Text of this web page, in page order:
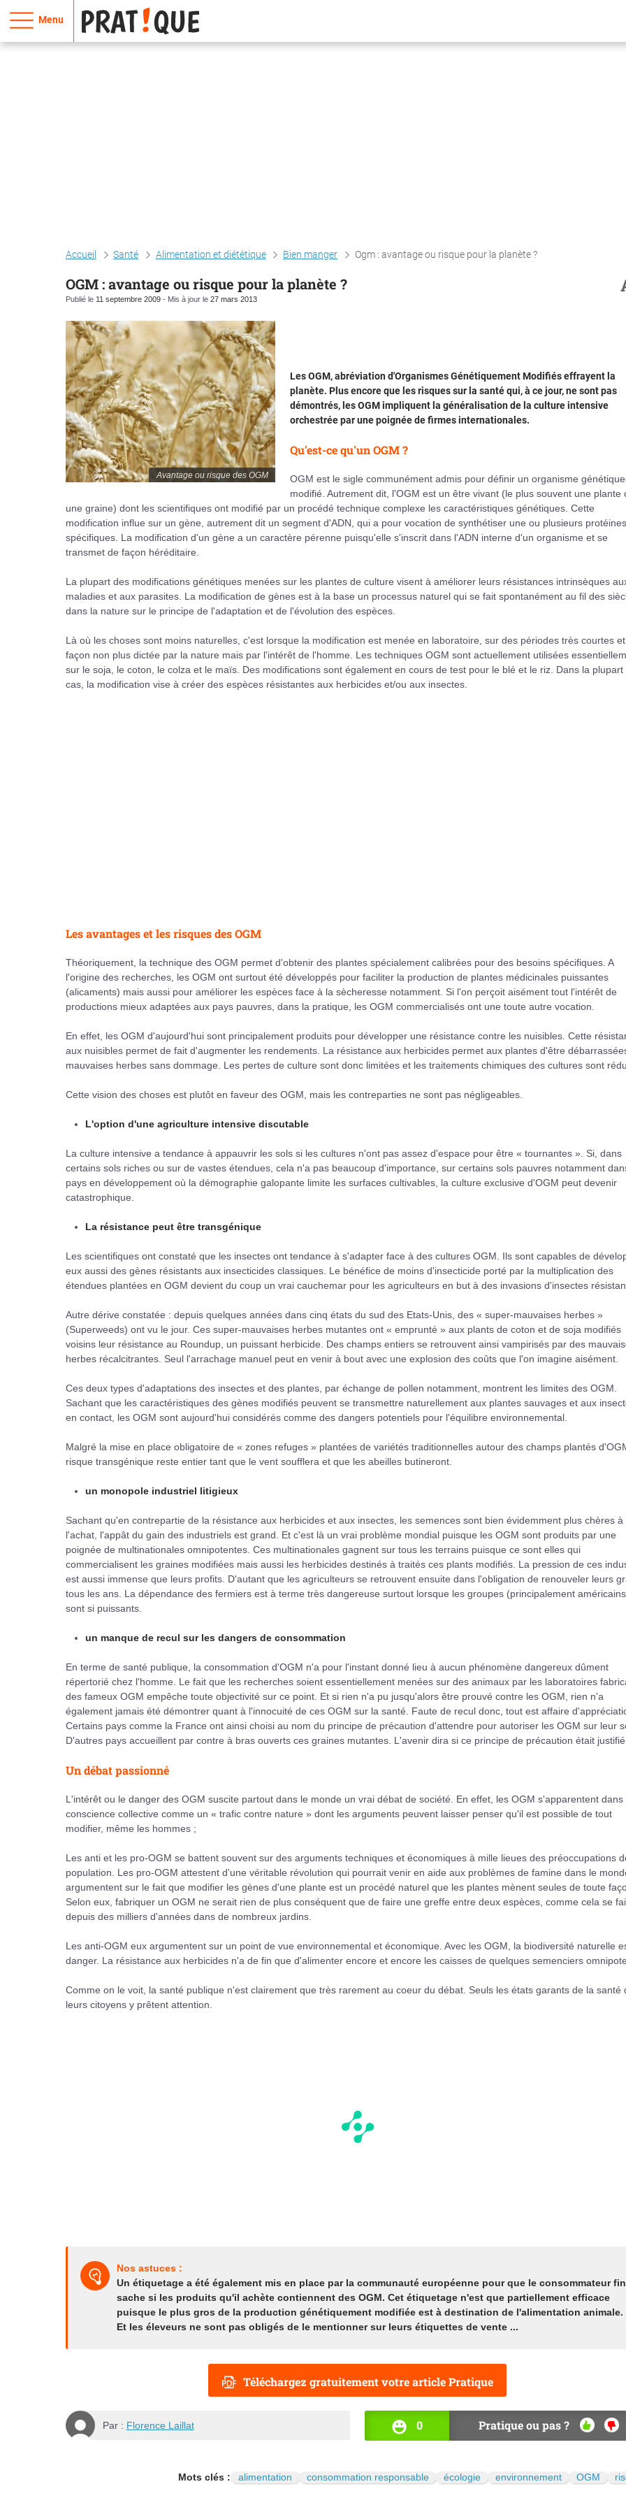
Menu
Accueil Santé Alimentation et diététique Bien manger Ogm : avantage ou risque pour la planète ?
OGM : avantage ou risque pour la planète ?
Publié le 11 septembre 2009 - Mis à jour le 27 mars 2013
Avantage ou risque des OGM
Les OGM, abréviation d'Organismes Génétiquement Modifiés effrayent la
planète. Plus encore que les risques sur la santé qui, à ce jour, ne sont pas
démontrés, les OGM impliquent la généralisation de la culture intensive
orchestrée par une poignée de firmes internationales.
Qu'est-ce qu'un OGM ?
OGM est le sigle communément admis pour définir un organisme
modifié. Autrement dit, l'OGM est un être vivant (le plus souvent une plante
une graine) dont les scientifiques ont modifié par un procédé technique complexe les caractéristiques génétiques. Cette
modification influe sur un gène, autrement dit un segment d'ADN, qui a pour vocation de synthétiser une ou plusieurs protéines
spécifiques. La modification d'un gène a un caractère pérenne puisqu'elle s'inscrit dans l'ADN interne d'un organisme et se
transmet de façon héréditaire.
La plupart des modifications génétiques menées sur les plantes de culture visent à améliorer leurs résistances intrinsèques
maladies et aux parasites. La modification de gènes est à la base un processus naturel qui se fait spontanément au fil des
dans la nature sur le principe de l'adaptation et de l'évolution des espèces.
Là où les choses sont moins naturelles, c'est lorsque la modification est menée en laboratoire, sur des périodes très courtes
façon non plus dictée par la nature mais par l'intérêt de l'homme. Les techniques OGM sont actuellement utilisées
sur le soja, le coton, le colza et le maïs. Des modifications sont également en cours de test pour le blé et le riz. Dans la plupart
cas, la modification vise à créer des espèces résistantes aux herbicides et/ou aux insectes.
Les avantages et les risques des OGM
Théoriquement, la technique des OGM permet d'obtenir des plantes spécialement calibrées pour des besoins spécifiques. A
l'origine des recherches, les OGM ont surtout été développés pour faciliter la production de plantes médicinales puissantes
(alicaments) mais aussi pour améliorer les espèces face à la sècheresse notamment. Si l'on perçoit aisément tout l'intérêt de
productions mieux adaptées aux pays pauvres, dans la pratique, les OGM commercialisés ont une toute autre vocation.
En effet, les OGM d'aujourd'hui sont principalement produits pour développer une résistance contre les nuisibles. Cette
aux nuisibles permet de fait d'augmenter les rendements. La résistance aux herbicides permet aux plantes d'être
mauvaises herbes sans dommage. Les pertes de culture sont donc limitées et les traitements chimiques des cultures sont
Cette vision des choses est plutôt en faveur des OGM, mais les contreparties ne sont pas négligeables.
L'option d'une agriculture intensive discutable
La culture intensive a tendance à appauvrir les sols si les cultures n'ont pas assez d'espace pour être « tournantes ». Si, dans
certains sols riches ou sur de vastes étendues, cela n'a pas beaucoup d'importance, sur certains sols pauvres notamment
pays en développement où la démographie galopante limite les surfaces cultivables, la culture exclusive d'OGM peut devenir
catastrophique.
La résistance peut être transgénique
Les scientifiques ont constaté que les insectes ont tendance à s'adapter face à des cultures OGM. Ils sont capables de
eux aussi des gènes résistants aux insecticides classiques. Le bénéfice de moins d'insecticide porté par la multiplication des
étendues plantées en OGM devient du coup un vrai cauchemar pour les agriculteurs en but à des invasions d'insectes
Autre dérive constatée : depuis quelques années dans cinq états du sud des Etats-Unis, des « super-mauvaises herbes »
(Superweeds) ont vu le jour. Ces super-mauvaises herbes mutantes ont « emprunté » aux plants de coton et de soja modifiés
voisins leur résistance au Roundup, un puissant herbicide. Des champs entiers se retrouvent ainsi vampirisés par des
herbes récalcitrantes. Seul l'arrachage manuel peut en venir à bout avec une explosion des coûts que l'on imagine aisément.
Ces deux types d'adaptations des insectes et des plantes, par échange de pollen notamment, montrent les limites des OGM.
Sachant que les caractéristiques des gènes modifiés peuvent se transmettre naturellement aux plantes sauvages et aux
en contact, les OGM sont aujourd'hui considérés comme des dangers potentiels pour l'équilibre environnemental.
Malgré la mise en place obligatoire de « zones refuges » plantées de variétés traditionnelles autour des champs plantés
risque transgénique reste entier tant que le vent soufflera et que les abeilles butineront.
un monopole industriel litigieux
Sachant qu'en contrepartie de la résistance aux herbicides et aux insectes, les semences sont bien évidemment plus chères à
l'achat, l'appât du gain des industriels est grand. Et c'est là un vrai problème mondial puisque les OGM sont produits par une
poignée de multinationales omnipotentes. Ces multinationales gagnent sur tous les terrains puisque ce sont elles qui
commercialisent les graines modifiées mais aussi les herbicides destinés à traités ces plants modifiés. La pression de ces
est aussi immense que leurs profits. D'autant que les agriculteurs se retrouvent ensuite dans l'obligation de renouveler leurs
tous les ans. La dépendance des fermiers est à terme très dangereuse surtout lorsque les groupes (principalement
sont si puissants.
un manque de recul sur les dangers de consommation
En terme de santé publique, la consommation d'OGM n'a pour l'instant donné lieu à aucun phénomène dangereux dûment
répertorié chez l'homme. Le fait que les recherches soient essentiellement menées sur des animaux par les laboratoires
des fameux OGM empêche toute objectivité sur ce point. Et si rien n'a pu jusqu'alors être prouvé contre les OGM, rien n'a
également jamais été démontrer quant à l'innocuité de ces OGM sur la santé. Faute de recul donc, tout est affaire
Certains pays comme la France ont ainsi choisi au nom du principe de précaution d'attendre pour autoriser les OGM sur leur
D'autres pays accueillent par contre à bras ouverts ces graines mutantes. L'avenir dira si ce principe de précaution était
Un débat passionné
L'intérêt ou le danger des OGM suscite partout dans le monde un vrai débat de société. En effet, les OGM s'apparentent dans
conscience collective comme un « trafic contre nature » dont les arguments peuvent laisser penser qu'il est possible de tout
modifier, même les hommes ;
Les anti et les pro-OGM se battent souvent sur des arguments techniques et économiques à mille lieues des préoccupations
population. Les pro-OGM attestent d'une véritable révolution qui pourrait venir en aide aux problèmes de famine dans le
argumentent sur le fait que modifier les gènes d'une plante est un procédé naturel que les plantes mènent seules de toute
Selon eux, fabriquer un OGM ne serait rien de plus conséquent que de faire une greffe entre deux espèces, comme cela se
depuis des milliers d'années dans de nombreux jardins.
Les anti-OGM eux argumentent sur un point de vue environnemental et économique. Avec les OGM, la biodiversité naturelle
danger. La résistance aux herbicides n'a de fin que d'alimenter encore et encore les caisses de quelques semenciers
Comme on le voit, la santé publique n'est clairement que très rarement au coeur du débat. Seuls les états garants de la santé
leurs citoyens y prêtent attention.
Nos astuces :
Un étiquetage a été également mis en place par la communauté européenne pour que le consommateur
sache si les produits qu'il achète contiennent des OGM. Cet étiquetage n'est que partiellement efficace
puisque le plus gros de la production génétiquement modifiée est à destination de l'alimentation animale.
Et les éleveurs ne sont pas obligés de le mentionner sur leurs étiquettes de vente ...
Téléchargez gratuitement votre article Pratique
Par : Florence Laillat 0 Pratique ou pas ?
OUI NON
Mots clés : alimentation consommation responsable écologie environnement OGM